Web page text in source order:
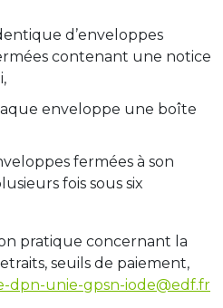
d’enveloppes
contenant une notice
enveloppe une boîte
fermées à son
fois sous six
pratique concernant la
seuils de paiement,
dpn-unie-gpsn-iode@edf.fr